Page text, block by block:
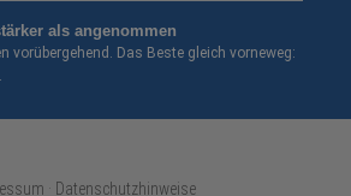
als angenommen
vorübergehend. Das Beste gleich vorneweg:
· Datenschutzhinweise